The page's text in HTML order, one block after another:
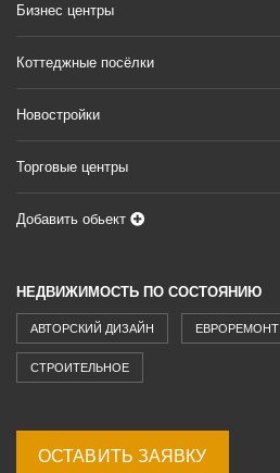
Бизнес центры
Коттеджные посёлки
Новостройки
Торговые центры
Добавить обьект
НЕДВИЖИМОСТЬ ПО СОСТОЯНИЮ
АВТОРСКИЙ ДИЗАЙН ЕВРОРЕМОНТ
СТРОИТЕЛЬНОЕ
ОСТАВИТЬ ЗАЯВКУ